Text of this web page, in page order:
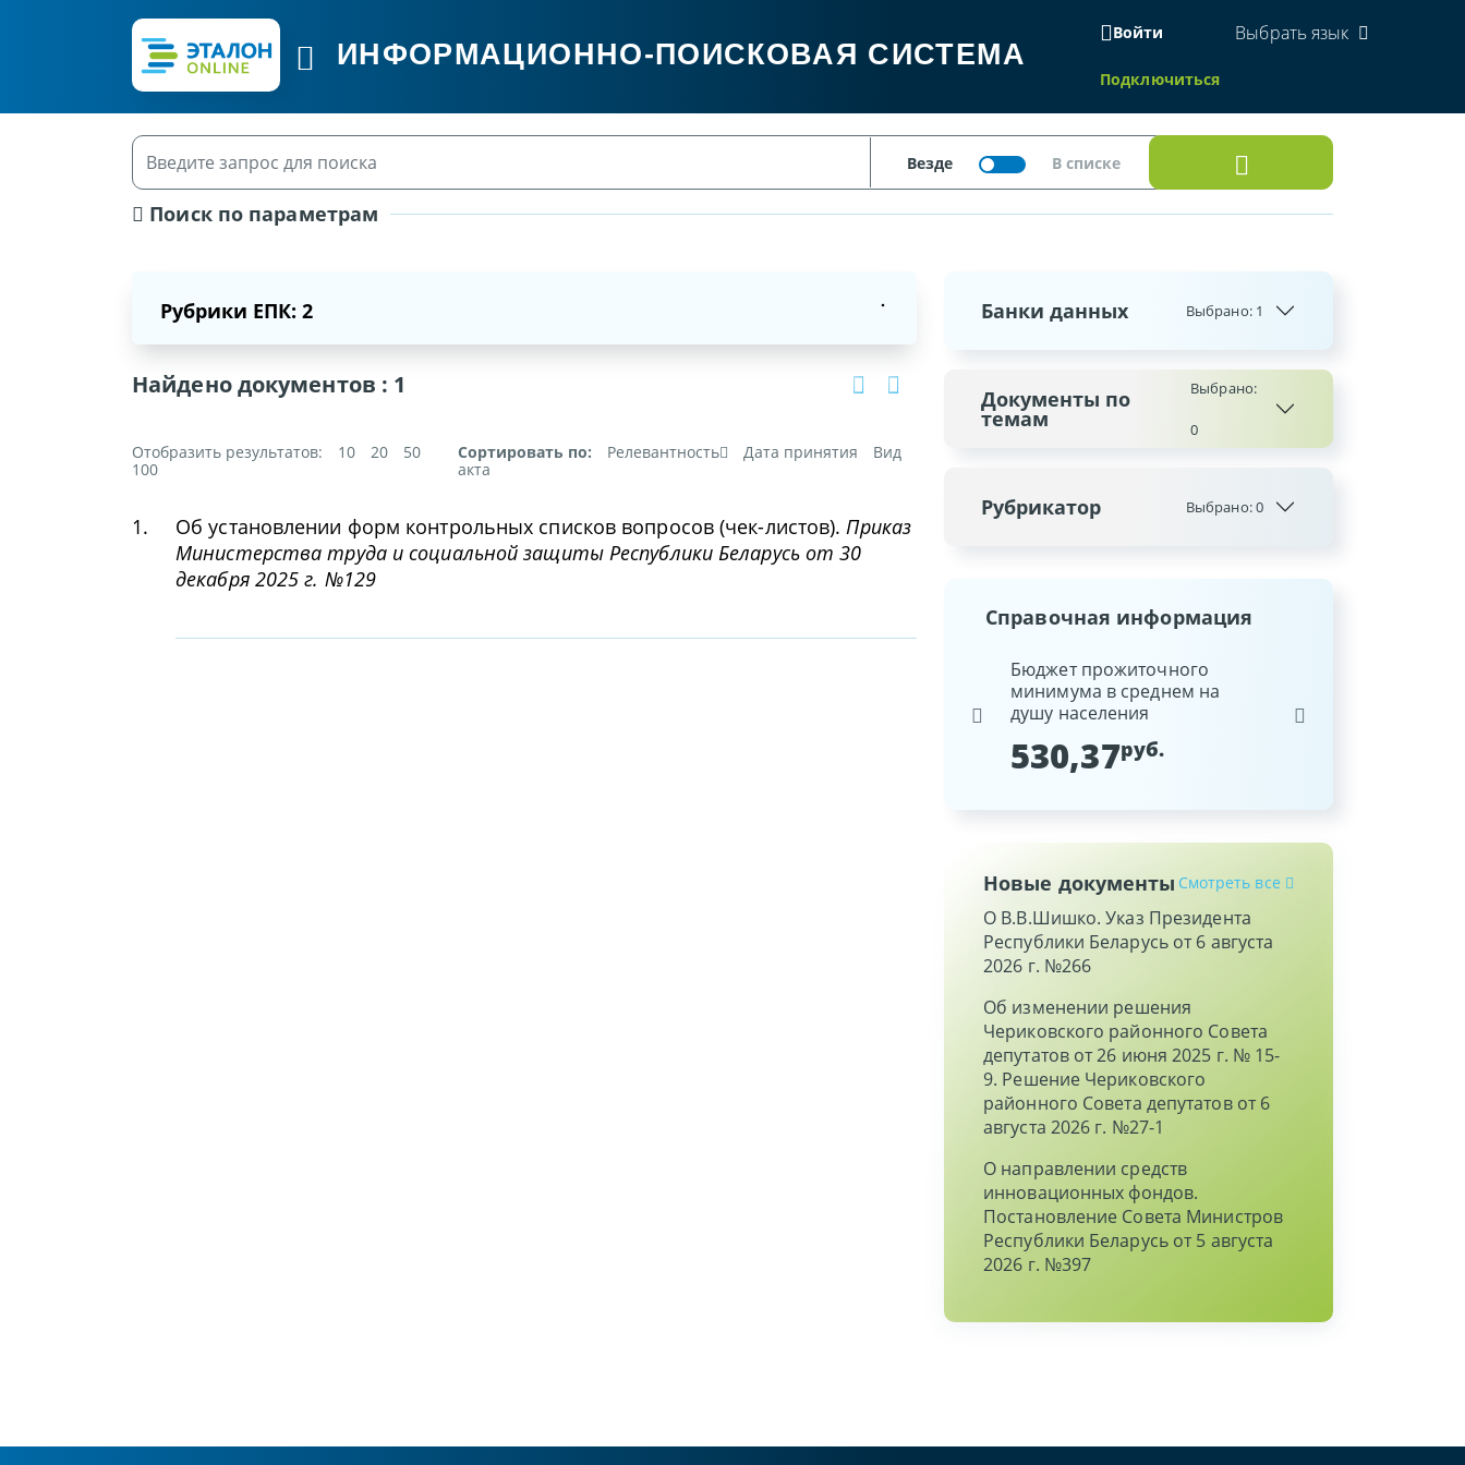
ИНФОРМАЦИОННО-ПОИСКОВАЯ СИСТЕМА
Войти
Подключиться
Выбрать язык
Поиск по параметрам
Рубрики ЕПК: 2
Найдено документов : 1
Отобразить результатов: 10 20
50
100
Сортировать по: Релевантность Дата принятия
Вид
акта
1. Об установлении форм контрольных списков вопросов (чек-листов).Приказ
Министерства труда и социальной защиты Республики Беларусь от 30
декабря 2025 г. №129
Банки данных Выбрано: 1
Документы по
темам
Выбрано:
0
Рубрикатор Выбрано:0
Справочная информация
Бюджет прожиточного
минимума в среднем на
душу населения
530,37руб.
Республики Беларусь
Новые документы Смотреть все
О В.В.Шишко. Указ Президента
Республики Беларусь от 6 августа
2026 г. №266
Об изменении решения
Чериковского районного Совета
депутатов от 26 июня 2025 г. № 15-
9. Решение Чериковского
районного Совета депутатов от 6
августа 2026 г. №27-1
О направлении средств
инновационных фондов.
Постановление Совета Министров
Республики Беларусь от 5 августа
2026 г. №397